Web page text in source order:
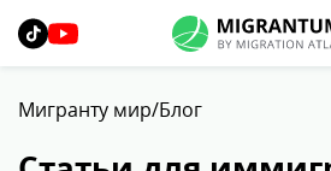
Мигранту мир Блог